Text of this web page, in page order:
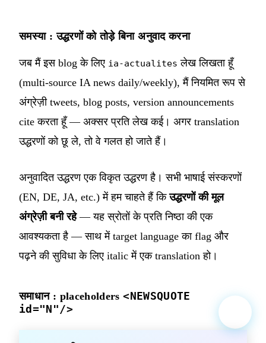
समस्या : उद्धरणों को तोड़े बिना अनुवाद करना
जब मैं इस blog के लिए ia-actualites लेख लिखता हूँ
(multi-source IA news daily/weekly), मैं नियमित रूप से
अंग्रेज़ी tweets, blog posts, version announcements
cite करता हूँ — अक्सर प्रति लेख कई। अगर translation
उद्धरणों को छू ले, तो वे गलत हो जाते हैं।
अनुवादित उद्धरण एक विकृत उद्धरण है। सभी भाषाई संस्करणों
(EN, DE, JA, etc.) में हम चाहते हैं किउद्धरणों की मूल
अंग्रेज़ी बनी रहे— यह स्रोतों के प्रति निष्ठा की एक
आवश्यकता है — साथ में target language का flag और
पढ़ने की सुविधा के लिए italic में एक translation हो।
समाधान : placeholders<NEWSQUOTE
id="N"/>